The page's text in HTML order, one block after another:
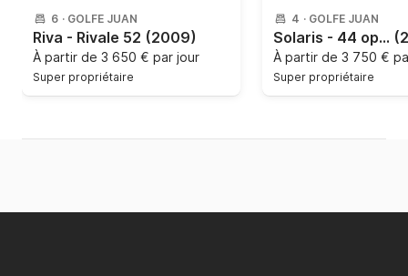
6 · GOLFE JUAN
Riva - Rivale 52 (2009)
À partir de 3 650 € par jour
Super propriétaire
4 · GOLFE JUAN
Solaris - 44 open
À partir de 3 750 €
Super propriétaire